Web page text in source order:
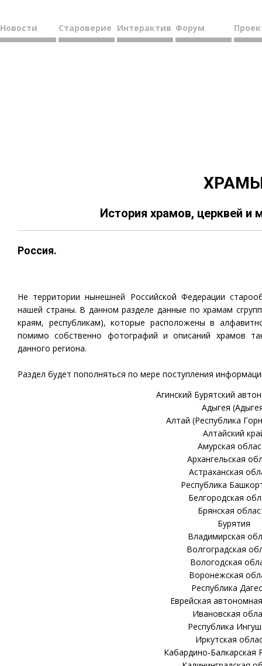
Новости Староверие Интерактив Форум
История храмов, церквей
Россия.
Не территории нынешней Российской Федерации
нашей страны. В данном разделе данные по храмам
краям, республикам), которые расположены в
помимо собственно фотографий и описаний храмов
данного региона.
Раздел будет пополняться по мере поступления
Агинский Бурятский
Адыгея
Алтай (Республика
Алтайский
Амурская
Архангельская
Астраханская
Республика
Белгородская
Брянская
Бурятия
Владимирская
Волгоградская
Вологодская
Воронежская
Республика
Еврейская
Ивановская
Республика
Иркутская
Кабардино-Балкарская